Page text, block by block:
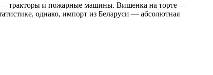
— тракторы и пожарные машины. Вишенка на торте —
однако, импорт из Беларуси — абсолютная